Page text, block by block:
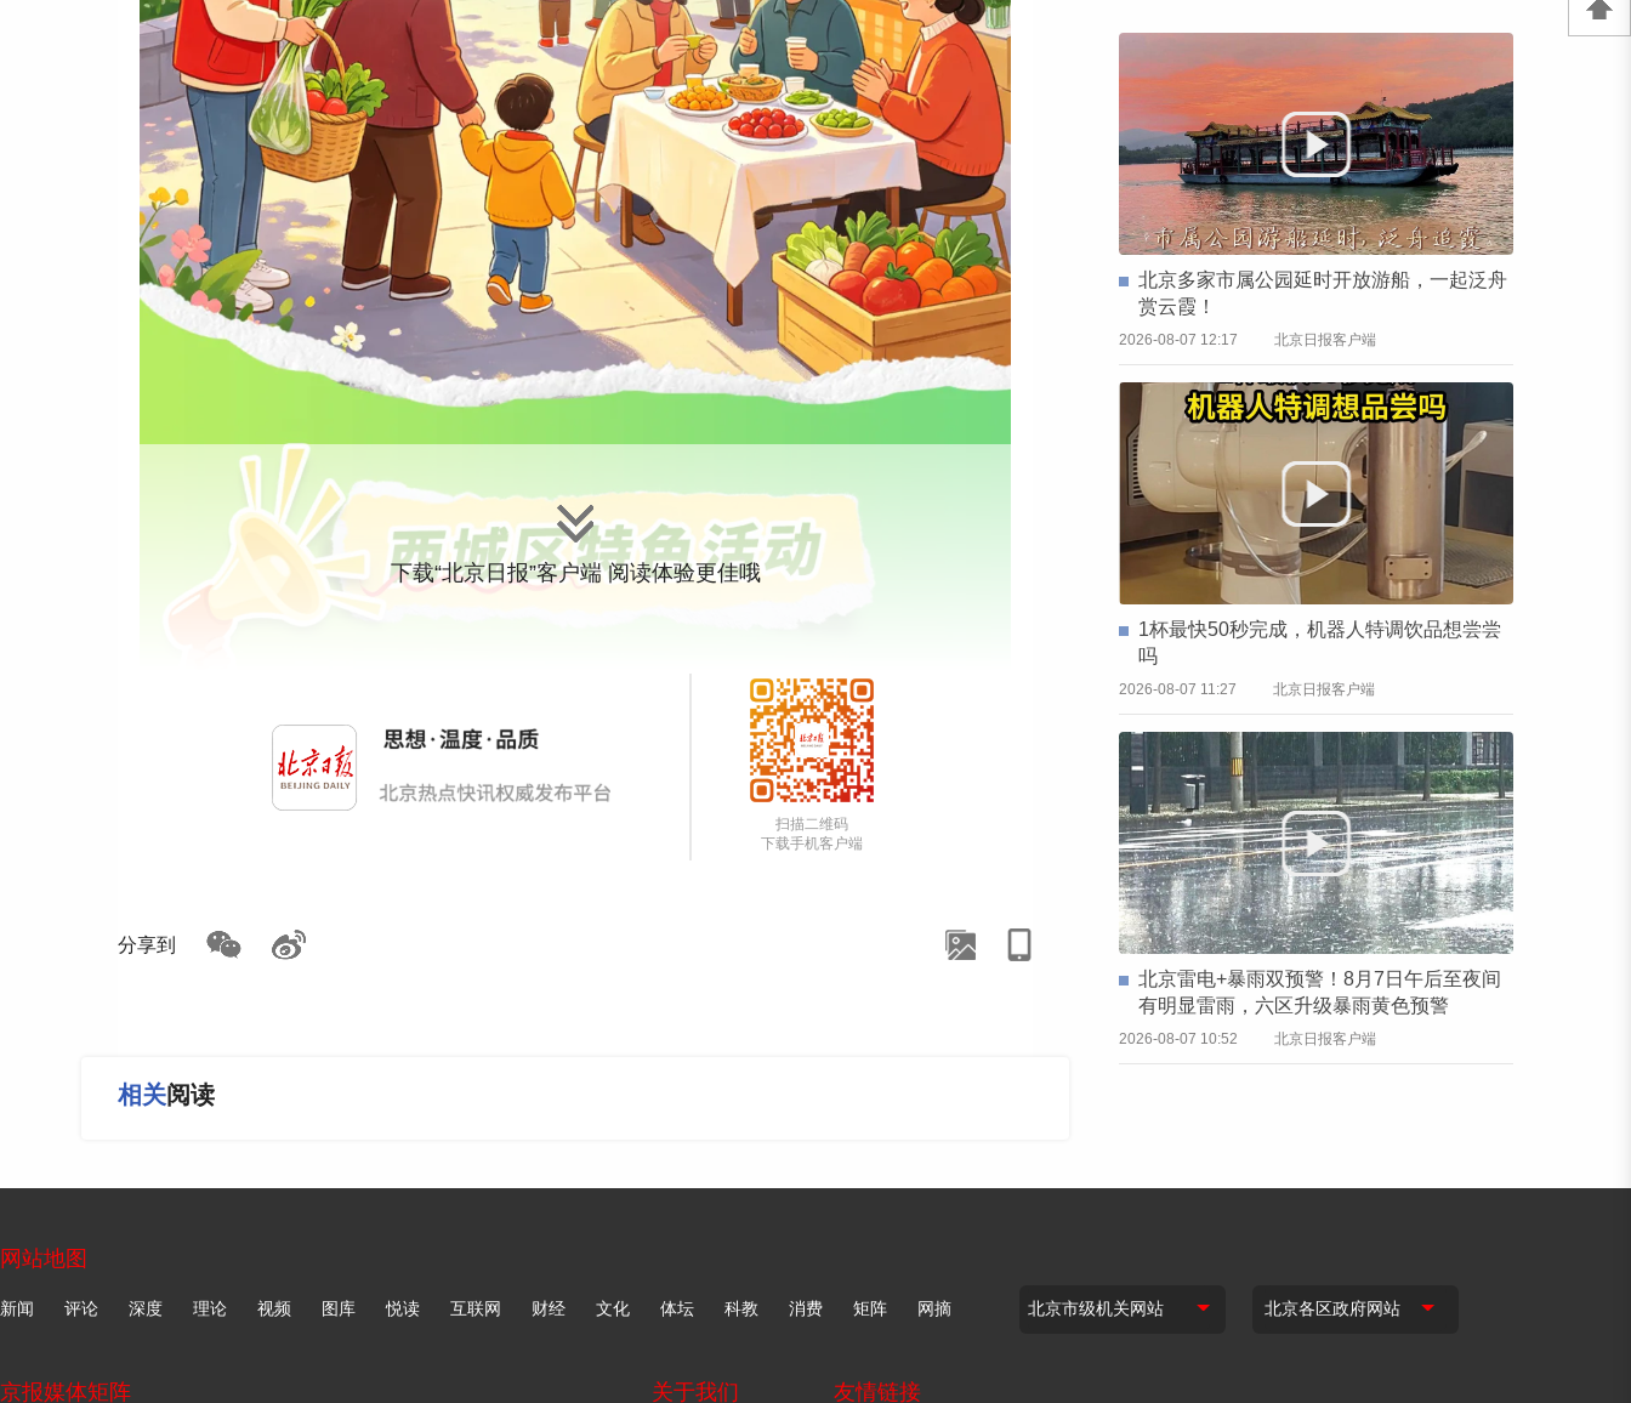
下载“北京日报”客户端 阅读体验更佳哦
扫描二维码
下载手机客户端
分享到
相关阅读
北京多家市属公园延时开放游船，一起泛舟
赏云霞！
2026-08-07 12:17 北京日报客户端
1杯最快50秒完成，机器人特调饮品想尝尝
吗
2026-08-07 11:27 北京日报客户端
北京雷电+暴雨双预警！8月7日午后至夜间
有明显雷雨，六区升级暴雨黄色预警
2026-08-07 10:52 北京日报客户端
网站地图
新闻 评论 深度 理论 视频 图库 悦读 互联网 财经 文化 体坛 科教 消费 矩阵 网摘
京报媒体矩阵 关于我们 友情链接